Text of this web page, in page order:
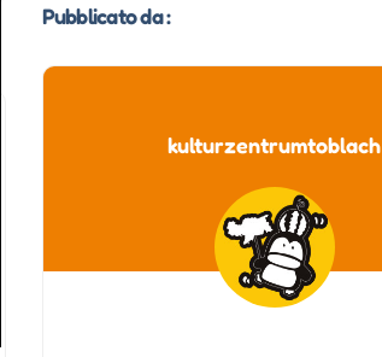
Pubblicato da :
kulturzentrumtoblach